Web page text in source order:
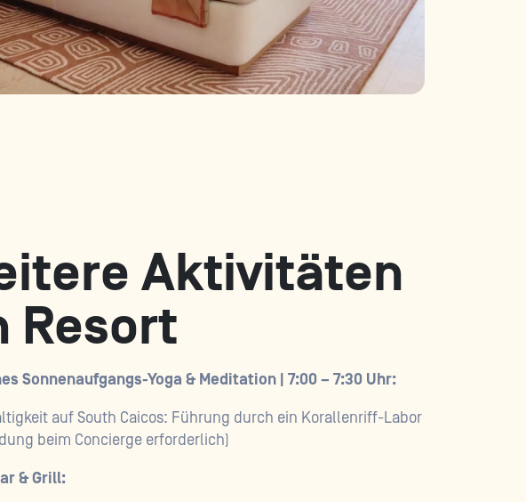
Aktivitäten
Resort
Sonnenaufgangs-Yoga & Meditation | 7:00 – 7:30 Uhr:
auf South Caicos: Führung durch ein Korallenriff-Labor
beim Concierge erforderlich)
& Grill: